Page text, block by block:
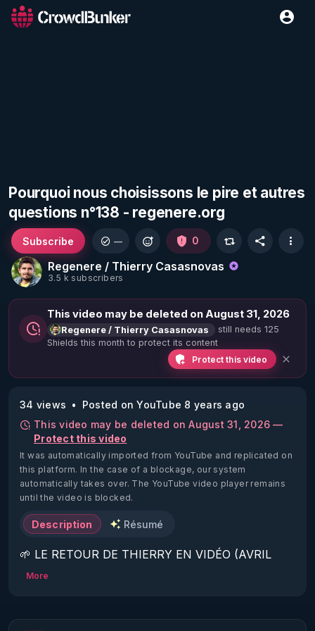
Pourquoi nous choisissons le pire et autres
questions n°138 - regenere.org
Regenere / Thierry Casasnovas
3.5 k subscribers
Subscribe — 0
This video may be deleted on August 31, 2026
Regenere / Thierry Casasnovas
still needs 125
Shields this month to protect its content
Protect this video
34 views
Posted on YouTube 8 years ago
This video may be deleted on August 31, 2026 —
Protect this video
It was automatically imported from YouTube and replicated on
this platform. In the case of a blockage, our system
automatically takes over. The YouTube video player remains
until the video is blocked.
Description Résumé
🌱 LE RETOUR DE THIERRY EN VIDÉO (AVRIL
2022)!
https://www.rgnr.fr/presentation.html
More